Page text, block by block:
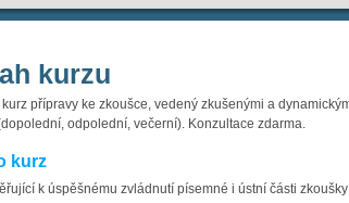
kurzu
přípravy ke zkoušce, vedený zkušenými a
odpolední, večerní). Konzultace zdarma.
kurz
k úspěšnému zvládnutí písemné i ústní části zkoušky